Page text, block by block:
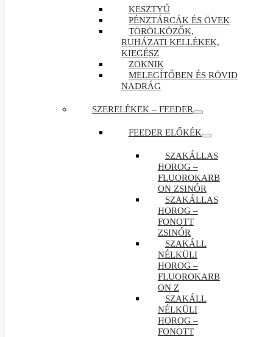
KESZTYŰ
PÉNZTÁRCÁK ÉS ÖVEK
TÖRÖLKÖZŐK,
RUHÁZATI KELLÉKEK,
KIEGÉSZ
ZOKNIK
MELEGÍTŐBEN ÉS RÖVID
NADRÁG
SZERELÉKEK – FEEDER
FEEDER ELŐKÉK
SZAKÁLLAS
HOROG –
FLUOROKARB
ON ZSINÓR
SZAKÁLLAS
HOROG –
FONOTT
ZSINÓR
SZAKÁLL
NÉLKÜLI
HOROG –
FLUOROKARB
ON Z
SZAKÁLL
NÉLKÜLI
HOROG –
FONOTT